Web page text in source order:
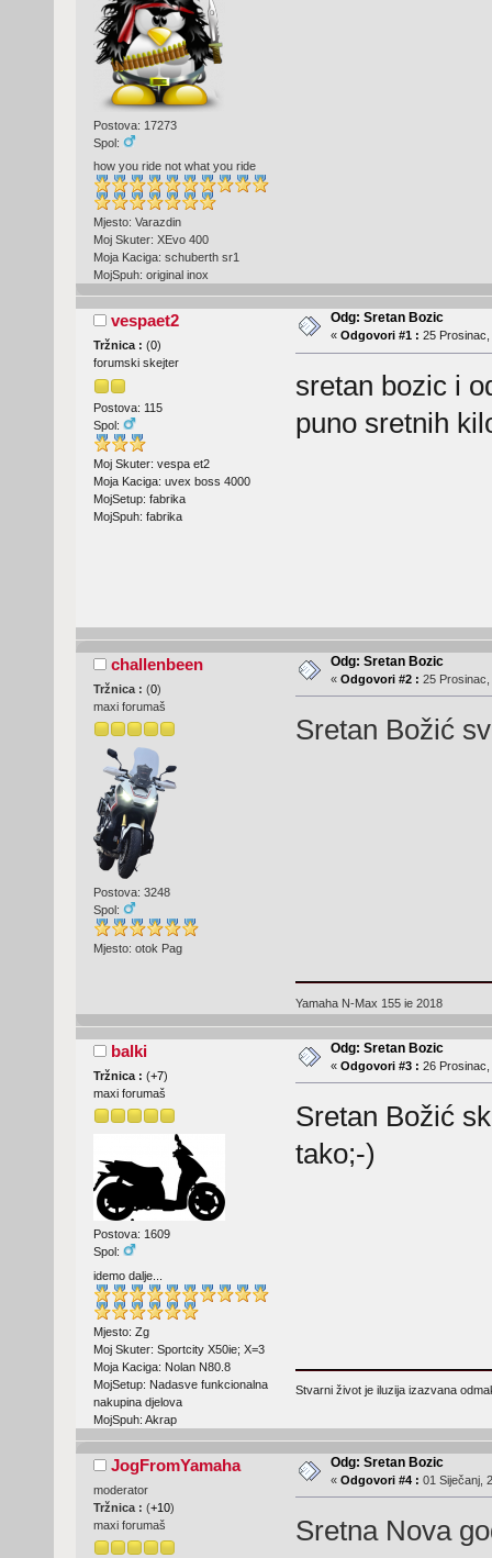
Postova: 17273
Spol:
how you ride not what you ride
Mjesto: Varazdin
Moj Skuter: XEvo 400
Moja Kaciga: schuberth sr1
MojSpuh: original inox
vespaet2
Tržnica : (0)
forumski skejter
Postova: 115
Spol:
Moj Skuter: vespa et2
Moja Kaciga: uvex boss 4000
MojSetup: fabrika
MojSpuh: fabrika
Odg: Sretan Bozic
« Odgovori #1 : 25
sretan bozic i
puno sretnih
challenbeen
Tržnica : (0)
maxi forumaš
Postova: 3248
Spol:
Mjesto: otok Pag
Odg: Sretan Bozic
« Odgovori #2 : 25
Sretan Božić
Yamaha N-Max 155 ie 2018
balki
Tržnica : (+7)
maxi forumaš
Postova: 1609
Spol:
idemo dalje...
Mjesto: Zg
Moj Skuter: Sportcity X50ie; X=3
Moja Kaciga: Nolan N80.8
MojSetup: Nadasve funkcionalna
nakupina djelova
MojSpuh: Akrap
Odg: Sretan Bozic
« Odgovori #3 : 26
Sretan Božić
tako;-)
Stvarni život je iluzija izazvana
JogFromYamaha
moderator
Tržnica : (+10)
maxi forumaš
Odg: Sretan Bozic
« Odgovori #4 : 01 Siječanj,
Sretna Nova